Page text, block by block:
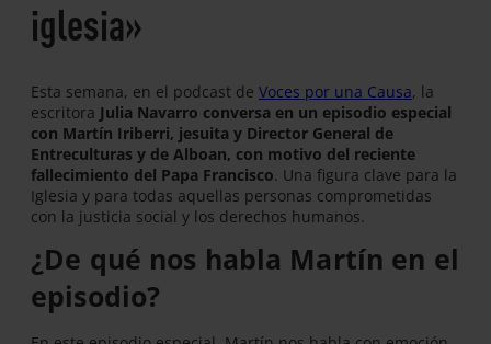
iglesia»
Esta semana, en el podcast de Voces por una Causa, la
escritora Julia Navarro conversa en un episodio especial
con Martín Iriberri, jesuita y Director General de
Entreculturas y de Alboan, con motivo del reciente
fallecimiento del Papa Francisco. Una figura clave para la
Iglesia y para todas aquellas personas comprometidas
con la justicia social y los derechos humanos.
¿De qué nos habla Martín en el
episodio?